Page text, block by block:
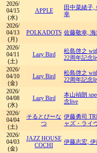
2026/
04/15
(水)
APPLE
田中菜緒子,
幸
2026/
04/13
(月)
POLKADOTS 佐藤敬幸,
2026/
04/11
(土)
Lazy Bird 松島啓之
22周年記念
2026/
04/10
(金)
Lazy Bird 松島啓之
22周年記念
2026/
04/08
(水)
Lazy Bird 本山禎朗
念live
2026/
04/04
(土)
そるとぴーな
つ
伊藤勇司
ャズ・ライ
2026/
04/03
(金)
JAZZ HOUSE
COCHI
伊藤志宏,